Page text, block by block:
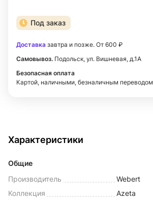
Под заказ
Доставка завтра и позже. От 600 ₽
Самовывоз. Подольск, ул. Вишневая, д.1А
Безопасная оплата
Картой, наличными, безналичным переводом
Характеристики
Общие
Производитель
Webert
Коллекция
Azeta